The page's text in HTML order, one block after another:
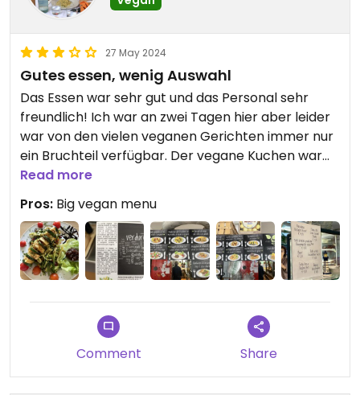
27 May 2024
Gutes essen, wenig Auswahl
Das Essen war sehr gut und das Personal sehr
freundlich! Ich war an zwei Tagen hier aber leider
war von den vielen veganen Gerichten immer nur
ein Bruchteil verfügbar. Der vegane Kuchen war
leider sehr trocken.
Read more
Pros: Big vegan menu
Comment Share